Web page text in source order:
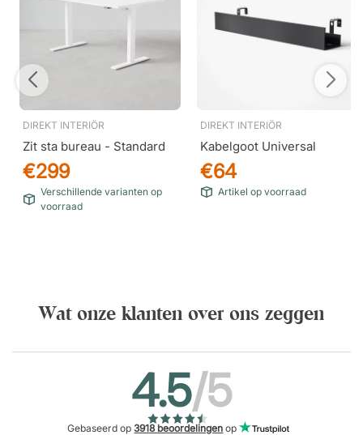
DIREKT INTERIÖR
Zit sta bureau - Standard
€299
Verschillende varianten op
voorraad
DIREKT INTERIÖR
Kabelgoot Universal
€64
Artikel op voorraad
Wat onze klanten over ons zeggen
4.5/5
Gebaseerd op3918 beoordelingen op